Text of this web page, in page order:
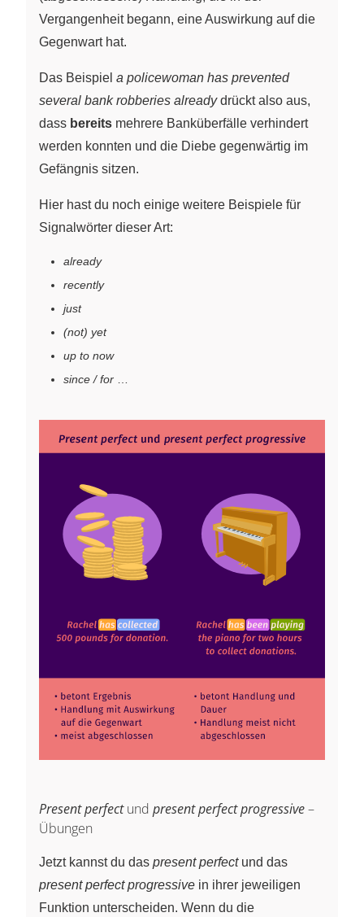
Vergangenheit begann, eine Auswirkung auf die
Gegenwart hat.
Das Beispiel a policewoman has prevented
several bank robberies alreadydrückt also aus,
dass bereits mehrere Banküberfälle verhindert
werden konnten und die Diebe gegenwärtig im
Gefängnis sitzen.
Hier hast du noch einige weitere Beispiele für
Signalwörter dieser Art:
already
recently
just
(not) yet
up to now
since / for
Present perfectund present perfect progressive–
Übungen
Jetzt kannst du das present perfectund das
present perfect progressive in ihrer jeweiligen
Funktion unterscheiden. Wenn du die